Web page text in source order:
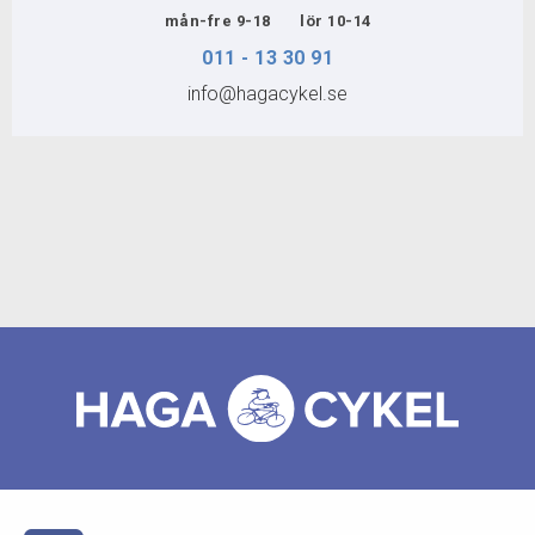
FÖRMÅNSCYKLARmån-fre 9-18 lör 10-14
011 - 13 30 91
info@hagacykel.se